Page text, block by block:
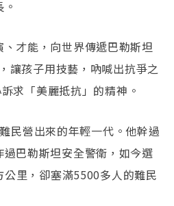
、才能，向世界傳遞巴勒斯坦
讓孩子用技藝，吶喊出抗爭之
求「美麗抵抗」的精神。
民營出來的年輕一代。他幹過
巴勒斯坦安全警衛，如今選
里，卻塞滿5500多人的難民